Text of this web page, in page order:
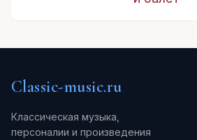
Classic-music.ru
Классическая музыка,
персоналии и произведения